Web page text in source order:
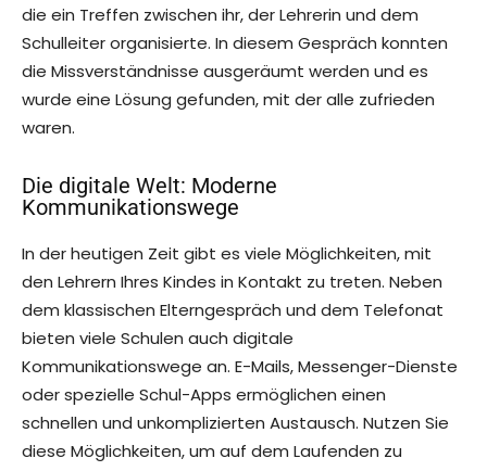
die ein Treffen zwischen ihr, der Lehrerin und dem
Schulleiter organisierte. In diesem Gespräch konnten
die Missverständnisse ausgeräumt werden und es
wurde eine Lösung gefunden, mit der alle zufrieden
waren.
Die digitale Welt: Moderne
Kommunikationswege
In der heutigen Zeit gibt es viele Möglichkeiten, mit
den Lehrern Ihres Kindes in Kontakt zu treten. Neben
dem klassischen Elterngespräch und dem Telefonat
bieten viele Schulen auch digitale
Kommunikationswege an. E-Mails, Messenger-Dienste
oder spezielle Schul-Apps ermöglichen einen
schnellen und unkomplizierten Austausch. Nutzen Sie
diese Möglichkeiten, um auf dem Laufenden zu